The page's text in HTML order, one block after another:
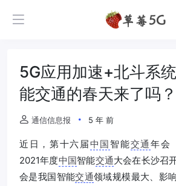
5G应用加速+北斗系
能交通的春天来了吗？
通信信息报 5 年 前
近日，第十六届中国 智能交通 年会
2021年度中国智能交通大会在长沙召开
会是我国智能交通领域规模最大、影